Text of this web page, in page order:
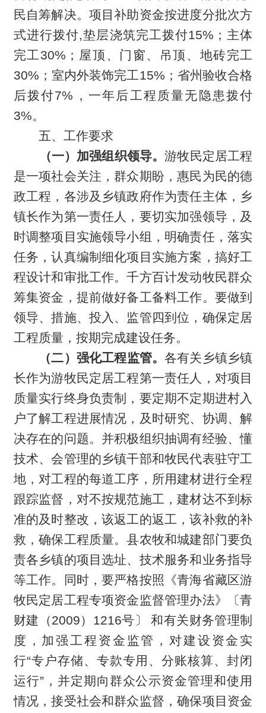
民自筹解决。项目补助资金按进度分批次方
式进行拨付,垫层浇筑完工拨付15%；主体
完工30%；屋顶、门窗、吊顶、地砖完工
30%；室内外装饰完工15%；省州验收合格
后拨付7%，一年后工程质量无隐患拨付
3%。
五、工作要求
（一）加强组织领导。游牧民定居工程
是一项社会关注，群众期盼，惠民为民的德
政工程，各涉及乡镇政府作为责任主体，乡
镇长作为第一责任人，要切实加强领导，及
时调整项目实施领导小组，明确责任，落实
任务，认真编制细化项目实施方案，搞好工
程设计和审批工作。千方百计发动牧民群众
筹集资金，提前做好备工备料工作。要做到
领导、措施、投入、监管四到位，确保定居
工程质量，按期完成建设任务。
（二）强化工程监管。各有关乡镇乡镇
长作为游牧民定居工程第一责任人，对项目
质量实行终身负责制，要定期不定期进村入
户了解工程进展情况，及时研究、协调、解
决存在的问题。并积极组织抽调有经验、懂
技术、会管理的乡镇干部和牧民代表驻守工
地，对工程的每道工序，所用建材进行全程
跟踪监督，对不按规范施工，建材达不到标
准的及时整改，该返工的返工，该补救的补
救，确保工程质量。县农牧和城建部门要负
责各乡镇的项目选址、技术服务和业务指导
等工作。同时，要严格按照《青海省藏区游
牧民定居工程专项资金监督管理办法》〔青
财建（2009）1216号〕 和有关财务管理制
度，加强工程资金监管，对建设资金实
行“专户存储、专款专用、分账核算、封闭
运行”，并定期向群众公示资金管理和使用
情况，接受社会和群众监督，确保项目资金